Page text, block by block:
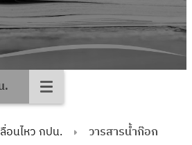
.
อนไหว กปน. วารสารน้ำก๊อก